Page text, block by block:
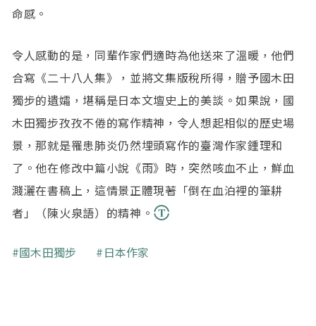
命感。
令人感動的是，同輩作家們適時為他送來了溫暖，他們
合寫《二十八人集》，並將文集版稅所得，贈予國木田
獨步的遺孀，堪稱是日本文壇史上的美談。如果說，國
木田獨步孜孜不倦的寫作精神，令人想起相似的歷史場
景，那就是罹患肺炎仍然埋頭寫作的臺灣作家鍾理和
了。他在修改中篇小說《雨》時，突然咳血不止，鮮血
濺灑在書稿上，這情景正體現著「倒在血泊裡的筆耕
者」（陳火泉語）的精神。
關鍵字
國木田獨步 日本作家